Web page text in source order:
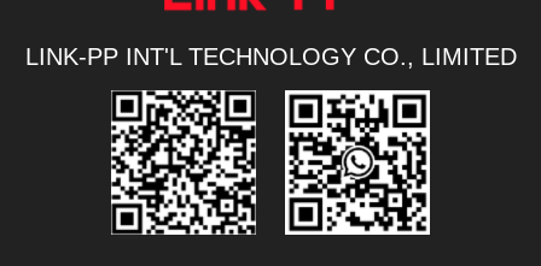
LINK-PP INT'L TECHNOLOGY CO., LIMITED